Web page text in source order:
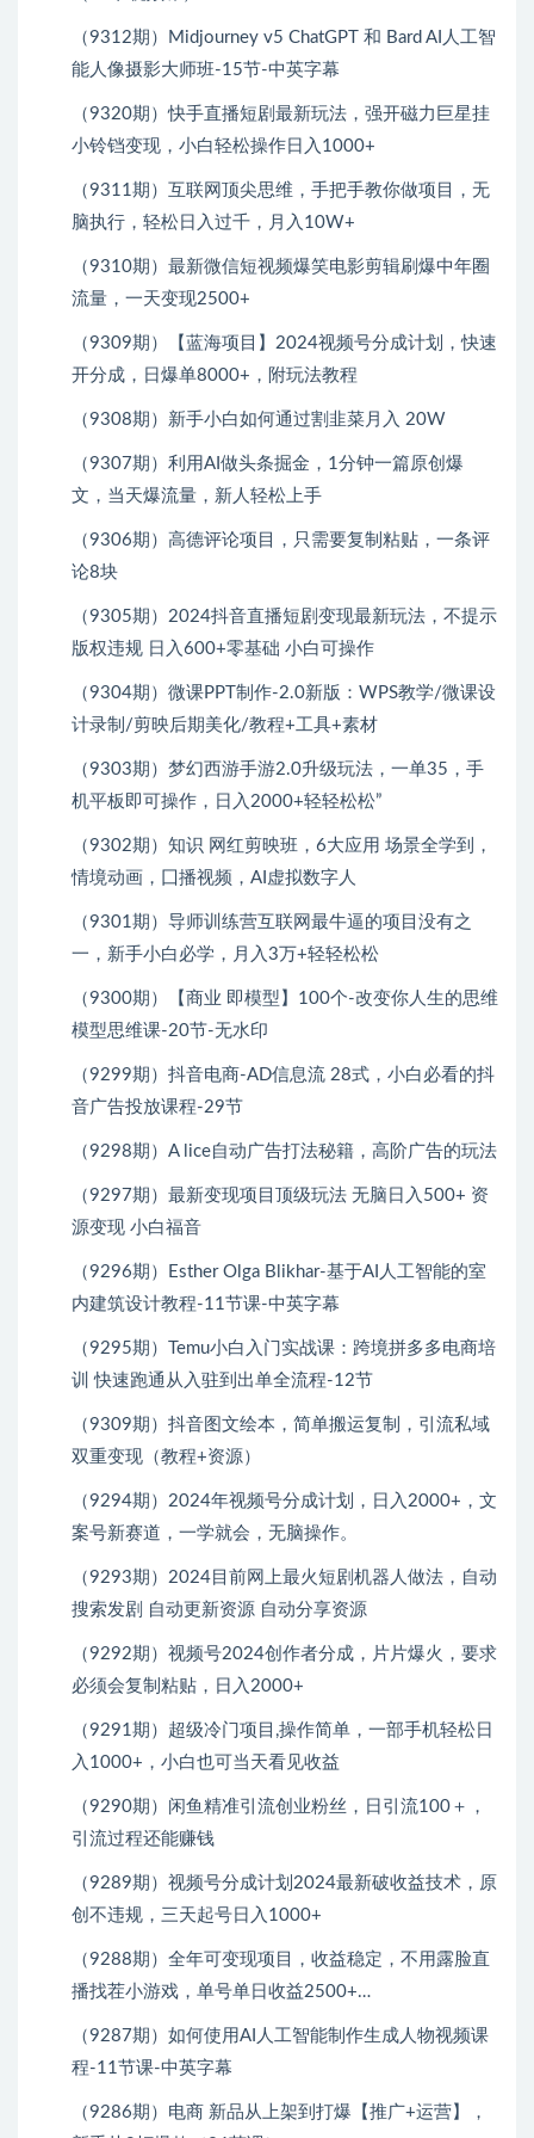
（9312期）Midjourney v5 ChatGPT 和 Bard AI人工智
能人像摄影大师班-15节-中英字幕
（9320期）快手直播短剧最新玩法，强开磁力巨星挂
小铃铛变现，小白轻松操作日入1000+
（9311期）互联网顶尖思维，手把手教你做项目，无
脑执行，轻松日入过千，月入10W+
（9310期）最新微信短视频爆笑电影剪辑刷爆中年圈
流量，一天变现2500+
（9309期）【蓝海项目】2024视频号分成计划，快速
开分成，日爆单8000+，附玩法教程
（9308期）新手小白如何通过割韭菜月入 20W
（9307期）利用AI做头条掘金，1分钟一篇原创爆
文，当天爆流量，新人轻松上手
（9306期）高德评论项目，只需要复制粘贴，一条评
论8块
（9305期）2024抖音直播短剧变现最新玩法，不提示
版权违规 日入600+零基础 小白可操作
（9304期）微课PPT制作-2.0新版：WPS教学/微课设
计录制/剪映后期美化/教程+工具+素材
（9303期）梦幻西游手游2.0升级玩法，一单35，手
机平板即可操作，日入2000+轻轻松松”
（9302期）知识 网红剪映班，6大应用 场景全学到，
情境动画，囗播视频，AI虚拟数字人
（9301期）导师训练营互联网最牛逼的项目没有之
一，新手小白必学，月入3万+轻轻松松
（9300期）【商业 即模型】100个-改变你人生的思维
模型思维课-20节-无水印
（9299期）抖音电商-AD信息流 28式，小白必看的抖
音广告投放课程-29节
（9298期）A lice自动广告打法秘籍，高阶广告的玩法
（9297期）最新变现项目顶级玩法 无脑日入500+ 资
源变现 小白福音
（9296期）Esther Olga Blikhar-基于AI人工智能的室
内建筑设计教程-11节课-中英字幕
（9295期）Temu小白入门实战课：跨境拼多多电商培
训 快速跑通从入驻到出单全流程-12节
（9309期）抖音图文绘本，简单搬运复制，引流私域
双重变现（教程+资源）
（9294期）2024年视频号分成计划，日入2000+，文
案号新赛道，一学就会，无脑操作。
（9293期）2024目前网上最火短剧机器人做法，自动
搜索发剧 自动更新资源 自动分享资源
（9292期）视频号2024创作者分成，片片爆火，要求
必须会复制粘贴，日入2000+
（9291期）超级冷门项目,操作简单，一部手机轻松日
入1000+，小白也可当天看见收益
（9290期）闲鱼精准引流创业粉丝，日引流100＋，
引流过程还能赚钱
（9289期）视频号分成计划2024最新破收益技术，原
创不违规，三天起号日入1000+
（9288期）全年可变现项目，收益稳定，不用露脸直
播找茬小游戏，单号单日收益2500+…
（9287期）如何使用AI人工智能制作生成人物视频课
程-11节课-中英字幕
（9286期）电商 新品从上架到打爆【推广+运营】，